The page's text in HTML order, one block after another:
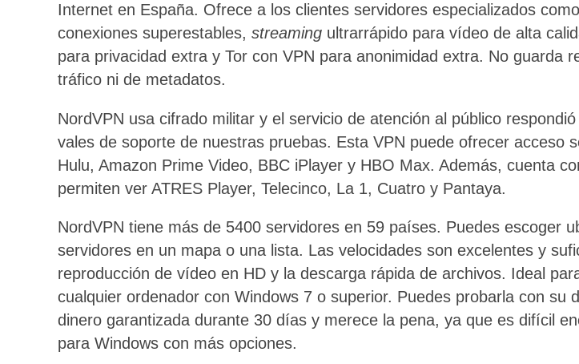
Internet en España. Ofrece a los clientes servidores especializados
conexiones superestables, streaming ultrarrápido para vídeo de alta
para privacidad extra y Tor con VPN para anonimidad extra. No guarda
tráfico ni de metadatos.
NordVPN usa cifrado militar y el servicio de atención al público
vales de soporte de nuestras pruebas. Esta VPN puede ofrecer acceso
Hulu, Amazon Prime Video, BBC iPlayer y HBO Max. Además, cuenta
permiten ver ATRES Player, Telecinco, La 1, Cuatro y Pantaya.
NordVPN tiene más de 5400 servidores en 59 países. Puedes escoger
servidores en un mapa o una lista. Las velocidades son excelentes y
reproducción de vídeo en HD y la descarga rápida de archivos. Ideal
cualquier ordenador con Windows 7 o superior. Puedes probarla con su
dinero garantizada durante 30 días y merece la pena, ya que es difícil
para Windows con más opciones.